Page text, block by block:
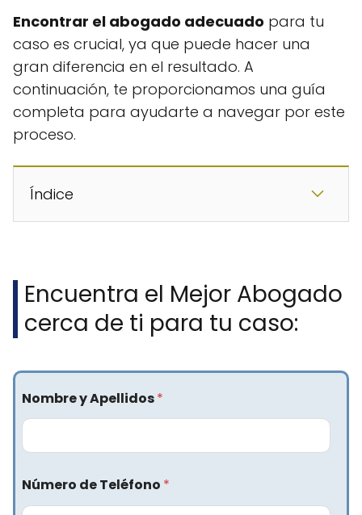
Encontrar el abogado adecuado para tu
caso es crucial, ya que puede hacer una
gran diferencia en el resultado. A
continuación, te proporcionamos una guía
completa para ayudarte a navegar por este
proceso.
Índice
Encuentra el Mejor Abogado
cerca de ti para tu caso:
Nombre y Apellidos*
Número de Teléfono *